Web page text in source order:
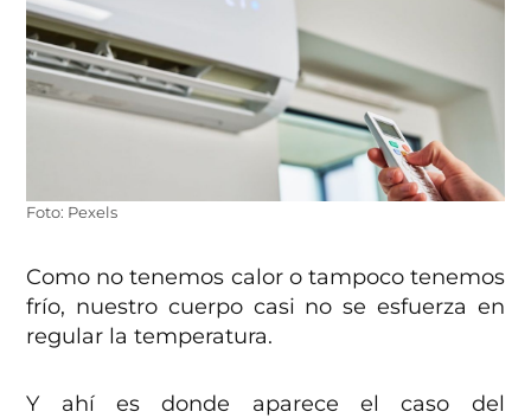
Foto: Pexels
Como no tenemos calor o tampoco tenemos
frío, nuestro cuerpo casi no se esfuerza en
regular la temperatura.
Y ahí es donde aparece el caso del